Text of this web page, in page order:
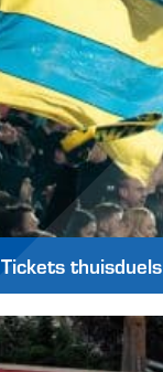
Tickets thuisduels